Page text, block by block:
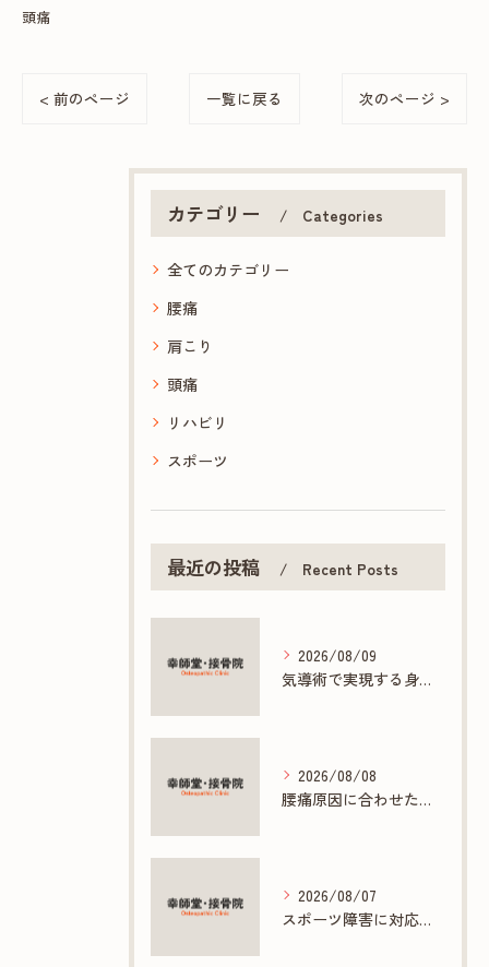
頭痛
< 前のページ 一覧に戻る 次のページ >
カテゴリー Categories
全てのカテゴリー
腰痛
肩こり
頭痛
リハビリ
スポーツ
最近の投稿 Recent Posts
2026/08/09
気導術で実現する身体と心の根本ケアとは
2026/08/08
腰痛原因に合わせた接骨院の根本ケア方法
2026/08/07
スポーツ障害に対応する接骨院の専門施術とは